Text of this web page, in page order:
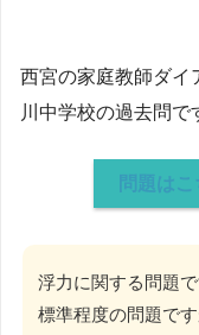
西宮の家庭教師ダイ
川中学校の過去問で
問題は
浮力に関する問題
標準程度の問題で